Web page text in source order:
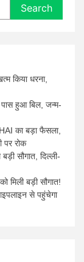
Search
किया धरना,
हुआ बिल, जन्म-
का बड़ा फैसला,
पर रोक
सौगात, दिल्ली-
बड़ी सौगात!
से पहुंचेगा